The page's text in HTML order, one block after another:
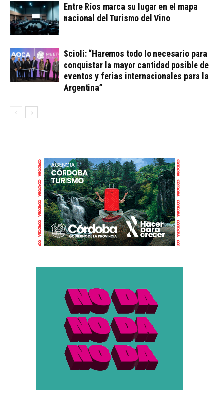
Entre Ríos marca su lugar en el mapa
nacional del Turismo del Vino
Scioli: “Haremos todo lo necesario para
conquistar la mayor cantidad posible de
eventos y ferias internacionales para la
Argentina”